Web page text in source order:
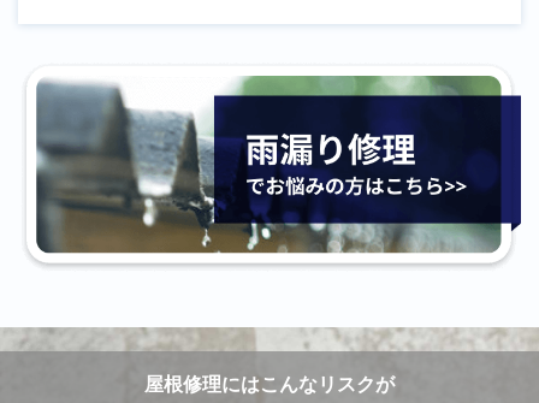
屋根修理にはこんなリスクが